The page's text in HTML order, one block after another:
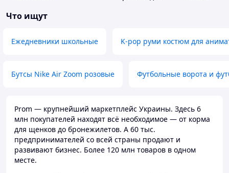
Что ищут
Ежедневники школьные K-pop руми костюм для
Бутсы Nike Air Zoom розовые Футбольные ворота и
Prom — крупнейший маркетплейс Украины. Здесь 6
млн покупателей находят всё необходимое — от корма
для щенков до бронежилетов. А 60 тыс.
предпринимателей со всей страны продают и
развивают бизнес. Более 120 млн товаров в одном
месте.